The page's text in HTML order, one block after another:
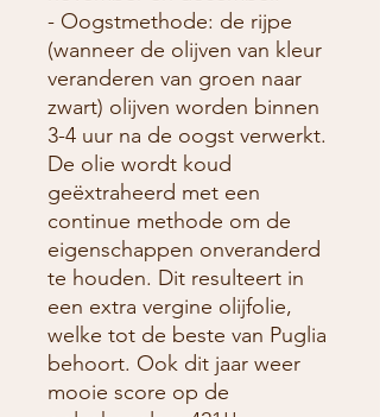
- Oogstmethode: de rijpe
(wanneer de olijven van kleur
veranderen van groen naar
zwart) olijven worden binnen
3-4 uur na de oogst verwerkt.
De olie wordt koud
geëxtraheerd met een
continue methode om de
eigenschappen onveranderd
te houden. Dit resulteert in
een extra vergine olijfolie,
welke tot de beste van Puglia
behoort. Ook dit jaar weer
mooie score op de